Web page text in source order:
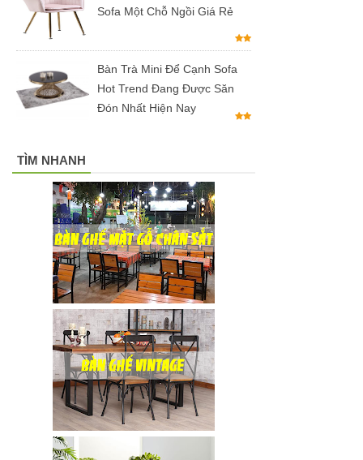
Bộ bàn tròn
mặt đá
vàng ghế
coban tiếp
khách sang
Bàn ghế gỗ
cho quán
cafe, nhà
vintage tại
HCM - Bách
Hóa Bàn
Sofa Một Chỗ Ngồi Giá Rẻ
Bàn Trà Mini Để Cạnh Sofa
Hot Trend Đang Được Săn
Đón Nhất Hiện Nay
TÌM NHANH